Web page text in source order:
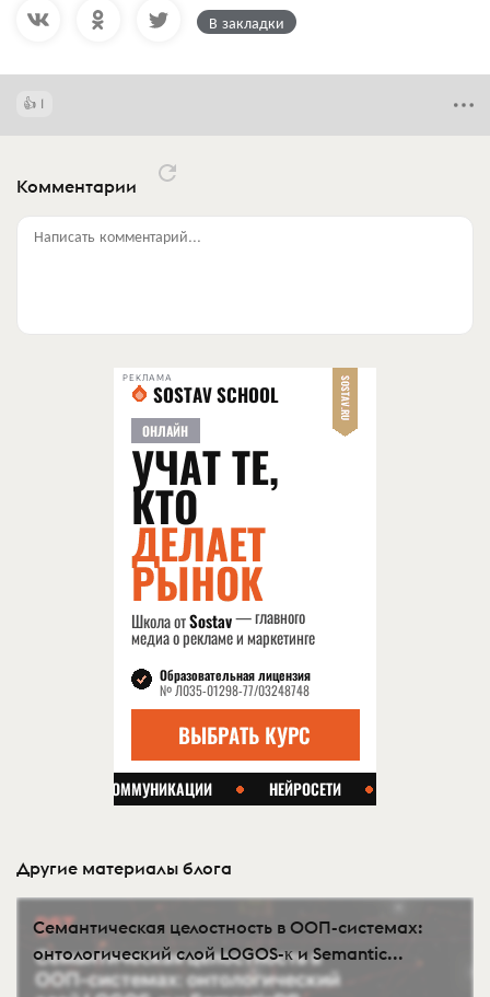
В закладки
1
Комментарии
Написать комментарий...
РЕКЛАМА
Другие материалы блога
Семантическая целостность в ООП-системах:
онтологический слой LOGOS-κ и Semantic...